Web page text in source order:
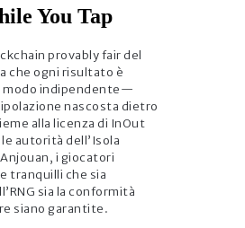
You Tap
provably fair del
che ogni risultato è
modo indipendente—
nascosta dietro
alla licenza di InOut
autorità dell’Isola
i giocatori
tranquilli che sia
sia la conformità
siano garantite.